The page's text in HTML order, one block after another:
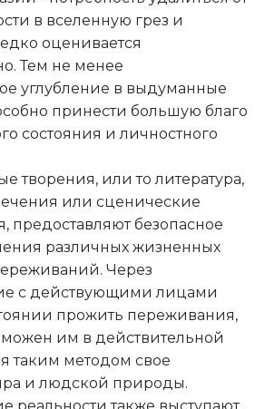
в вселенную грез и
оценивается
Тем не менее
углубление в выдуманные
принести большую благо
состояния и личностного
творения, или то литература,
или сценические
предоставляют безопасное
различных жизненных
Через
с действующими лицами
прожить переживания,
им в действительной
таким методом свое
и людской природы.